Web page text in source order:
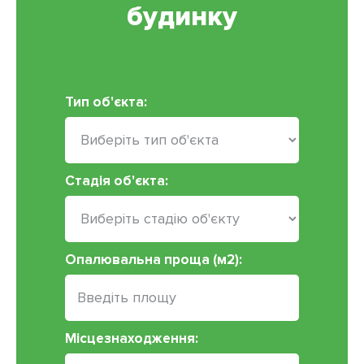
будинку
Тип об'єкта:
Стадія об'єкта:
Опалювальна проща (м2):
Місцезнаходження: